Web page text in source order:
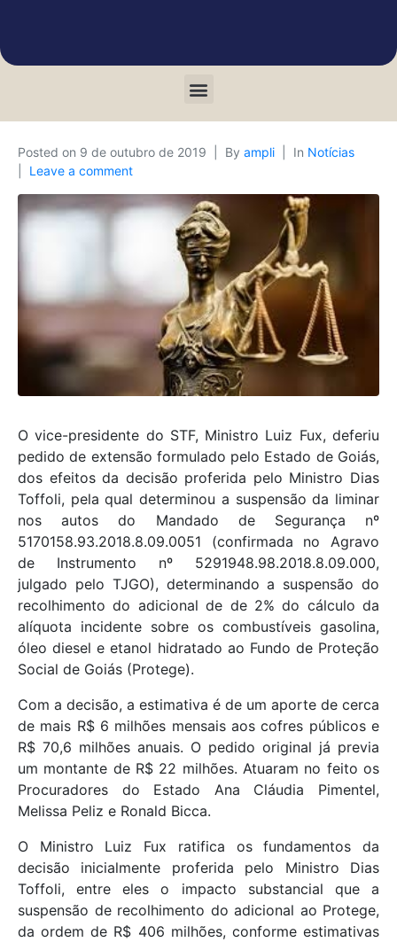
Posted on 9 de outubro de 2019 By ampli In Notícias
Leave a comment
O vice-presidente do STF, Ministro Luiz Fux, deferiu
pedido de extensão formulado pelo Estado de Goiás,
dos efeitos da decisão proferida pelo Ministro Dias
Toffoli, pela qual determinou a suspensão da liminar
nos autos do Mandado de Segurança nº
5170158.93.2018.8.09.0051 (confirmada no Agravo
de Instrumento nº 5291948.98.2018.8.09.000,
julgado pelo TJGO), determinando a suspensão do
recolhimento do adicional de de 2% do cálculo da
alíquota incidente sobre os combustíveis gasolina,
óleo diesel e etanol hidratado ao Fundo de Proteção
Social de Goiás (Protege).
Com a decisão, a estimativa é de um aporte de cerca
de mais R$ 6 milhões mensais aos cofres públicos e
R$ 70,6 milhões anuais. O pedido original já previa
um montante de R$ 22 milhões. Atuaram no feito os
Procuradores do Estado Ana Cláudia Pimentel,
Melissa Peliz e Ronald Bicca.
O Ministro Luiz Fux ratifica os fundamentos da
decisão inicialmente proferida pelo Ministro Dias
Toffoli, entre eles o impacto substancial que a
suspensão de recolhimento do adicional ao Protege,
da ordem de R$ 406 milhões, conforme estimativas